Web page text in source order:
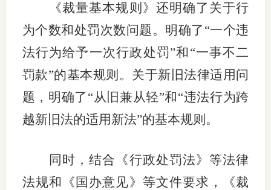
《裁量基本规则》还明确了关于行
为个数和处罚次数问题。明确了“一个违
法行为给予一次行政处罚”和“一事不二
罚款”的基本规则。关于新旧法律适用问
题，明确了“从旧兼从轻”和“违法行为跨
越新旧法的适用新法”的基本规则。
同时，结合《行政处罚法》等法律
法规和《国办意见》等文件要求，《裁